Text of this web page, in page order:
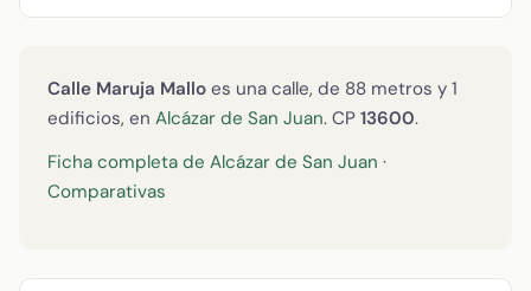
Calle Maruja Mallo es una calle, de 88 metros y 1
edificios, en Alcázar de San Juan. CP 13600.
Ficha completa de Alcázar de San Juan ·
Comparativas